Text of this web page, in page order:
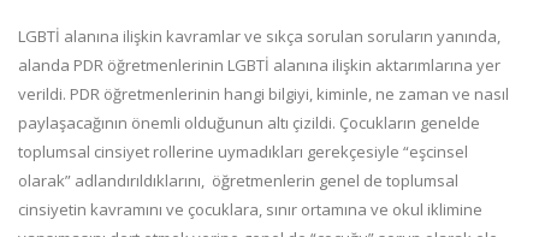
LGBTİ alanına ilişkin kavramlar ve sıkça sorulan soruların yanında,
alanda PDR öğretmenlerinin LGBTİ alanına ilişkin aktarımlarına yer
verildi. PDR öğretmenlerinin hangi bilgiyi, kiminle, ne zaman ve nasıl
paylaşacağının önemli olduğunun altı çizildi. Çocukların genelde
toplumsal cinsiyet rollerine uymadıkları gerekçesiyle “eşcinsel
olarak” adlandırıldıklarını, öğretmenlerin genel de toplumsal
cinsiyetin kavramını ve çocuklara, sınır ortamına ve okul iklimine